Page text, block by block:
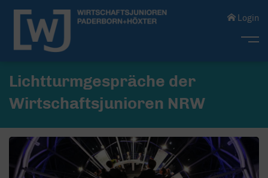
Login
Lichtturmgespräche der
Wirtschaftsjunioren NRW